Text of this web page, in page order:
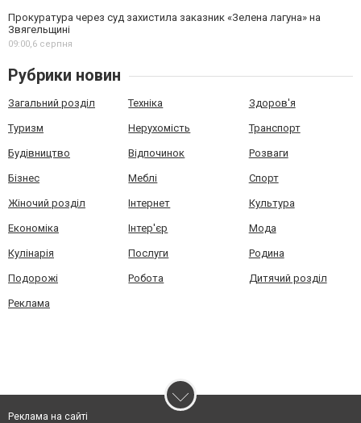
Прокуратура через суд захистила заказник «Зелена лагуна» на
Звягельщині
09:00, 6 серпня
Рубрики новин
Загальний розділ Техніка Здоров'я
Туризм Нерухомість Транспорт
Будівництво Відпочинок Розваги
Бізнес Меблі Спорт
Жіночий розділ Інтернет Культура
Економіка Інтер'єр Мода
Кулінарія Послуги Родина
Подорожі Робота Дитячий розділ
Реклама
Реклама на сайті